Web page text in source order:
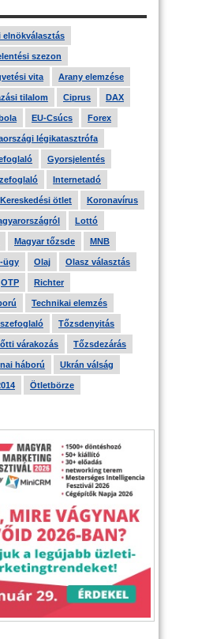
elnökválasztás
szezon
vita Arany elemzése
tilalom Ciprus DAX
EU-Csúcs Forex
légikatasztrófa
Gyorsjelentés
Internetadó
Kereskedési ötlet Koronavírus
Lottó
Magyar tőzsde MNB
ügy Olaj Olasz választás
OTP Richter
Technikai elemzés
Tőzsdenyitás
várakozás Tőzsdezárás
háború Ukrán válság
Ötletbörze